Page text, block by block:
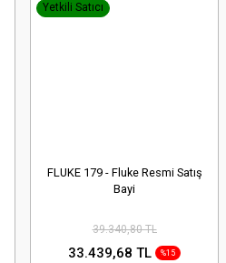
Yetkili Satıcı
FLUKE 179 - Fluke Resmi Satış
Bayi
39.340,80 TL
33.439,68 TL %15